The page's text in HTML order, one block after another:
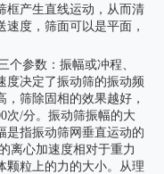
框产生直线运动，从而清
度，筛面可以是平面，
参数：振幅或冲程、
度决定了振动筛的振动频
筛除固相的效果越好，
次/分。振动筛振幅的大
是指振动筛网垂直运动的
离心加速度相对于重力
颗粒上的力的大小。从理